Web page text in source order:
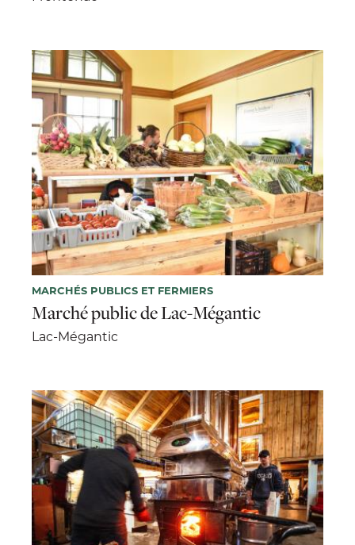
MARCHÉS PUBLICS ET FERMIERS
Marché public de Lac-Mégantic
Lac-Mégantic